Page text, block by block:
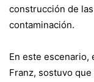
construcción de
contaminación.
En este escenario,
Franz, sostuvo que